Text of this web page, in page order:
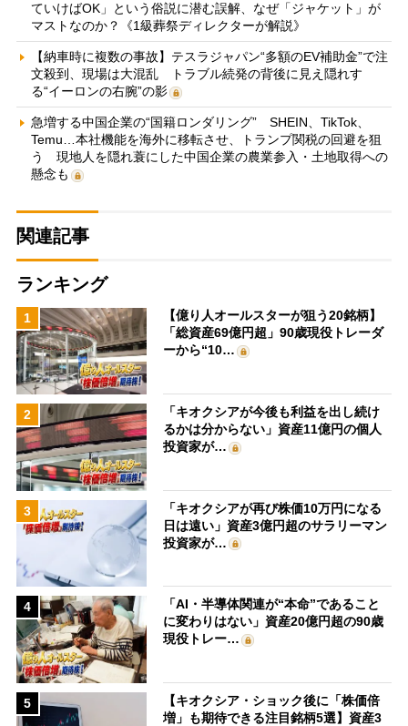
ていけばOK」という俗説に潜む誤解、なぜ「ジャケット」が
マストなのか？《1級葬祭ディレクターが解説》
【納車時に複数の事故】テスラジャパン“多額のEV補助金”で注
文殺到、現場は大混乱 トラブル続発の背後に見え隠れす
る“イーロンの右腕”の影
急増する中国企業の“国籍ロンダリング” SHEIN、TikTok、
Temu…本社機能を海外に移転させ、トランプ関税の回避を狙
う 現地人を隠れ蓑にした中国企業の農業参入・土地取得への
懸念も
関連記事
ランキング
1
【億り人オールスターが狙う20銘柄】
「総資産69億円超」90歳現役トレーダ
ーから“10…
2
「キオクシアが今後も利益を出し続け
るかは分からない」資産11億円の個人
投資家が…
3
「キオクシアが再び株価10万円になる
日は遠い」資産3億円超のサラリーマン
投資家が…
4
「AI・半導体関連が“本命”であること
に変わりはない」資産20億円超の90歳
現役トレー…
5
【キオクシア・ショック後に「株価倍
増」も期待できる注目銘柄5選】資産3